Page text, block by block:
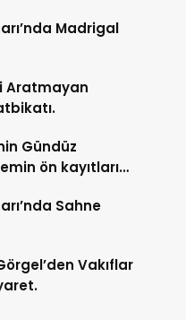
Madrigal
Aratmayan
Gündüz
ön kayıtları
Sahne
Vakıflar